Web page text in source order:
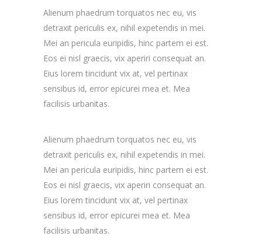
Alienum phaedrum torquatos nec eu, vis
detraxit periculis ex, nihil expetendis in mei.
Mei an pericula euripidis, hinc partem ei est.
Eos ei nisl graecis, vix aperiri consequat an.
Eius lorem tincidunt vix at, vel pertinax
sensibus id, error epicurei mea et. Mea
facilisis urbanitas.
Alienum phaedrum torquatos nec eu, vis
detraxit periculis ex, nihil expetendis in mei.
Mei an pericula euripidis, hinc partem ei est.
Eos ei nisl graecis, vix aperiri consequat an.
Eius lorem tincidunt vix at, vel pertinax
sensibus id, error epicurei mea et. Mea
facilisis urbanitas.